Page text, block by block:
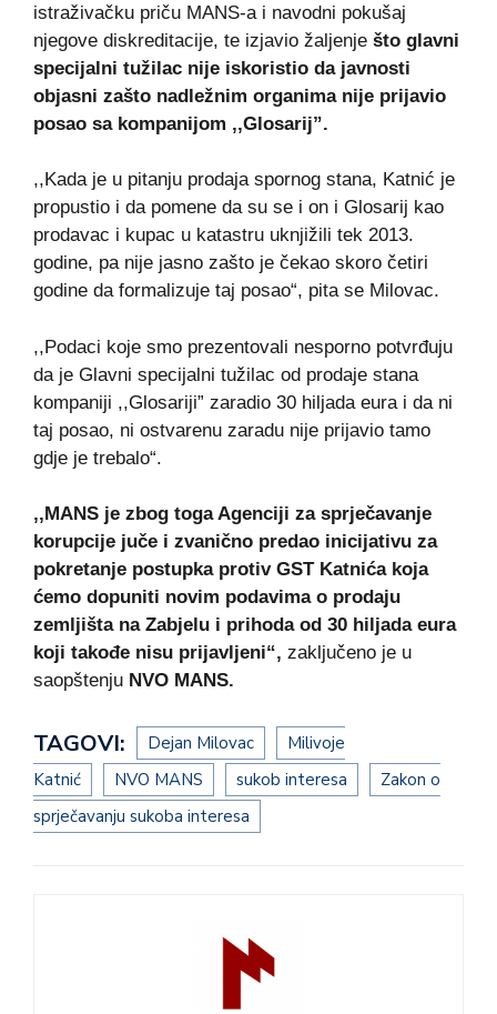
istraživačku priču MANS-a i navodni pokušaj
njegove diskreditacije, te izjavio žaljenje što glavni
specijalni tužilac nije iskoristio da javnosti
objasni zašto nadležnim organima nije prijavio
posao sa kompanijom ,,Glosarij”.
,,Kada je u pitanju prodaja spornog stana, Katnić je
propustio i da pomene da su se i on i Glosarij kao
prodavac i kupac u katastru uknjižili tek 2013.
godine, pa nije jasno zašto je čekao skoro četiri
godine da formalizuje taj posao“, pita se Milovac.
,,Podaci koje smo prezentovali nesporno potvrđuju
da je Glavni specijalni tužilac od prodaje stana
kompaniji ,,Glosariji” zaradio 30 hiljada eura i da ni
taj posao, ni ostvarenu zaradu nije prijavio tamo
gdje je trebalo“.
,,MANS je zbog toga Agenciji za sprječavanje
korupcije juče i zvanično predao inicijativu za
pokretanje postupka protiv GST Katnića koja
ćemo dopuniti novim podavima o prodaju
zemljišta na Zabjelu i prihoda od 30 hiljada eura
koji takođe nisu prijavljeni“, zaključeno je u
saopštenju NVO MANS.
TAGOVI: Dejan Milovac
Milivoje
Katnić
NVO MANS sukob interesa
Zakon o
sprječavanju sukoba interesa